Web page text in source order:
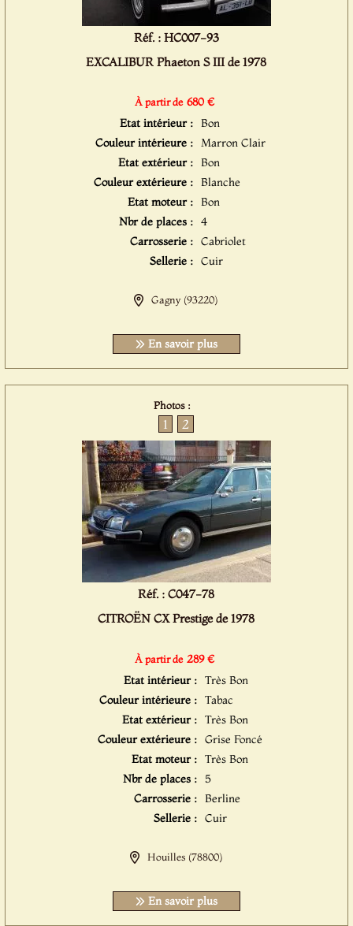
Réf. : HC007-93
EXCALIBUR Phaeton S III de 1978
À partir de 680 €
Etat intérieur : Bon
Couleur intérieure : Marron Clair
Etat extérieur : Bon
Couleur extérieure : Blanche
Etat moteur : Bon
Nbr de places : 4
Carrosserie : Cabriolet
Sellerie : Cuir
Gagny (93220)
En savoir plus
Photos :
1 2
Réf. : C047-78
CITROËN CX Prestige de 1978
À partir de 289 €
Etat intérieur : Très Bon
Couleur intérieure : Tabac
Etat extérieur : Très Bon
Couleur extérieure : Grise Foncé
Etat moteur : Très Bon
Nbr de places : 5
Carrosserie : Berline
Sellerie : Cuir
Houilles (78800)
En savoir plus